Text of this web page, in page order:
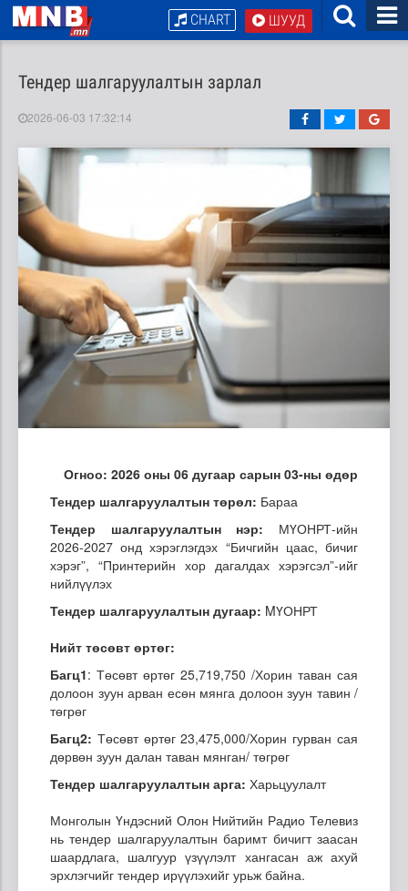
ШУУД
CHART
Тендер шалгаруулалтын зарлал
2026-06-03 17:32:14
Огноо: 2026 оны 06 дугаар сарын 03-ны өдөр
Тендер шалгаруулалтын төрөл: Бараа
Тендер шалгаруулалтын нэр: МҮОНРТ-ийн
2026-2027 онд хэрэглэгдэх “Бичгийн цаас, бичиг
хэрэг”, “Принтерийн хор дагалдах хэрэгсэл”-ийг
нийлүүлэх
Тендер шалгаруулалтын дугаар: MҮОНРТ
Нийт төсөвт өртөг:
Багц1: Төсөвт өртөг 25,719,750 /Хорин таван сая
долоон зуун арван есөн мянга долоон зуун тавин /
төгрөг
Багц2: Төсөвт өртөг 23,475,000/Хорин гурван сая
дөрвөн зуун далан таван мянган/ төгрөг
Тендер шалгаруулалтын арга: Харьцуулалт
Монголын Үндэсний Олон Нийтийн Радио Телевиз
нь тендер шалгаруулалтын баримт бичигт заасан
шаардлага, шалгуур үзүүлэлт хангасан аж ахуй
эрхлэгчийг тендер ирүүлэхийг урьж байна.